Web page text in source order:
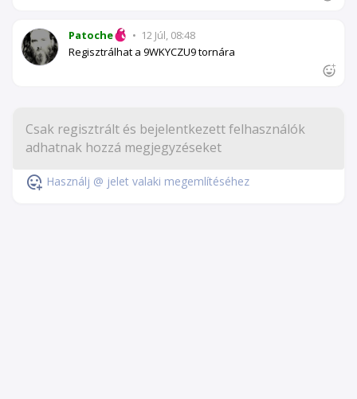
Patoche • 12 Júl, 08:48
Regisztrálhat a 9WKYCZU9 tornára
Használj @ jelet valaki megemlítéséhez